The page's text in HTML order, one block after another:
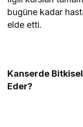
bugüne kadar
elde etti.
Kanserde
Eder?